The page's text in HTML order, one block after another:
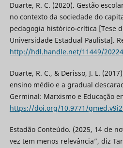
Duarte, R. C. (2020). Gestão
no contexto da sociedade do
pedagogia histórico-crítica [Tese
Universidade Estadual Paulista].
http://hdl.handle.net/11449/
Duarte, R. C., & Derisso, J. L.
ensino médio e a gradual
Germinal: Marxismo e Educação
https://doi.org/10.9771/
Estadão Conteúdo. (2025, 14 de
vez tem menos relevância”, diz